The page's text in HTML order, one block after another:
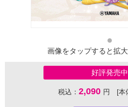
画像をタップすると拡大
好評発売中
税込： 2,090 円 [本